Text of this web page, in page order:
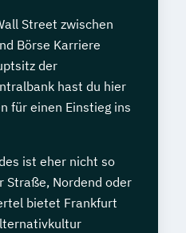
Street zwischen
Börse Karriere
der
hast du hier
für einen Einstieg ins
ist eher nicht so
Straße, Nordend oder
bietet Frankfurt